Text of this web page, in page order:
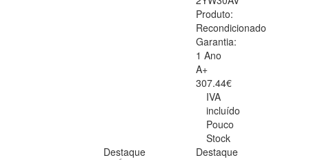
Produto:
Recondicionado
Garantia:
1 Ano
A+
307.44€
IVA
incluído
Pouco
Stock
Destaque
Destaque